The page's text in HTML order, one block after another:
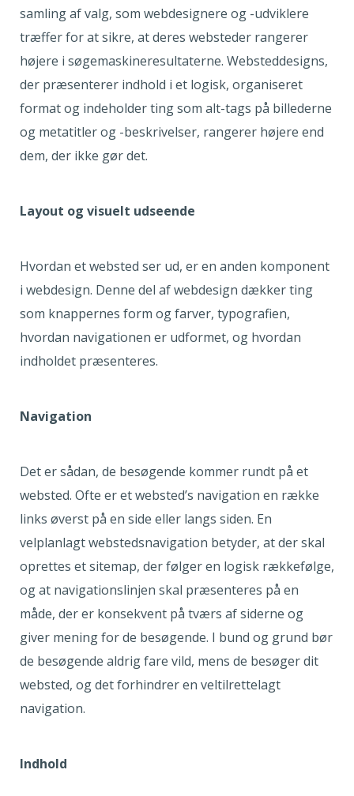
samling af valg, som webdesignere og -udviklere
træffer for at sikre, at deres websteder rangerer
højere i søgemaskineresultaterne. Websteddesigns,
der præsenterer indhold i et logisk, organiseret
format og indeholder ting som alt-tags på billederne
og metatitler og -beskrivelser, rangerer højere end
dem, der ikke gør det.
Layout og visuelt udseende
Hvordan et websted ser ud, er en anden komponent
i webdesign. Denne del af webdesign dækker ting
som knappernes form og farver, typografien,
hvordan navigationen er udformet, og hvordan
indholdet præsenteres.
Navigation
Det er sådan, de besøgende kommer rundt på et
websted. Ofte er et websted’s navigation en række
links øverst på en side eller langs siden. En
velplanlagt webstedsnavigation betyder, at der skal
oprettes et sitemap, der følger en logisk rækkefølge,
og at navigationslinjen skal præsenteres på en
måde, der er konsekvent på tværs af siderne og
giver mening for de besøgende. I bund og grund bør
de besøgende aldrig fare vild, mens de besøger dit
websted, og det forhindrer en veltilrettelagt
navigation.
Indhold